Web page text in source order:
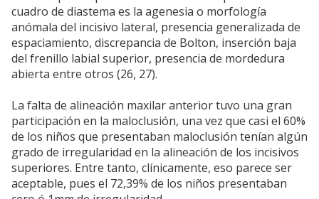
cuadro de diastema es la agenesia o morfología
anómala del incisivo lateral, presencia generalizada de
espaciamiento, discrepancia de Bolton, inserción baja
del frenillo labial superior, presencia de mordedura
abierta entre otros (26, 27).
La falta de alineación maxilar anterior tuvo una gran
participación en la maloclusión, una vez que casi el 60%
de los niños que presentaban maloclusión tenían algún
grado de irregularidad en la alineación de los incisivos
superiores. Entre tanto, clínicamente, eso parece ser
aceptable, pues el 72,39% de los niños presentaban